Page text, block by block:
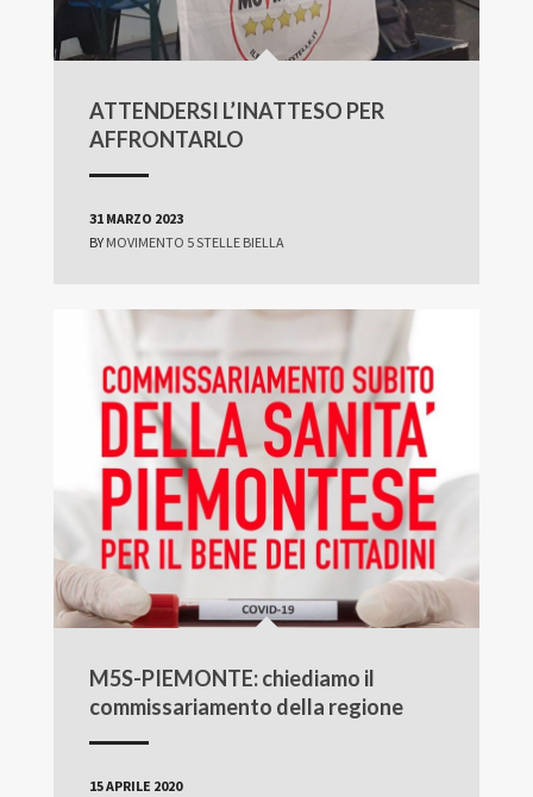
ATTENDERSI L’INATTESO PER
AFFRONTARLO
31 MARZO 2023
BY MOVIMENTO 5 STELLE BIELLA
M5S-PIEMONTE: chiediamo il
commissariamento della regione
15 APRILE 2020